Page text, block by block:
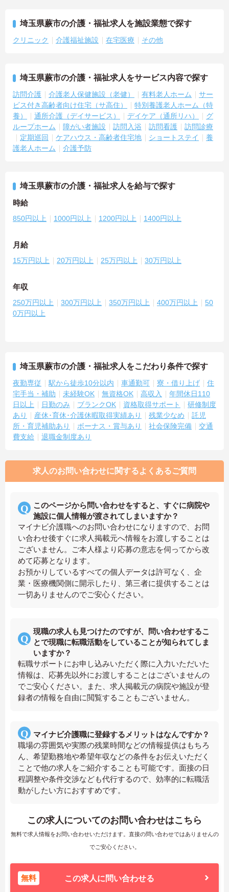
埼玉県蕨市の介護・福祉求人を施設業態で探す
クリニック 介護福祉施設 在宅医療 その他
埼玉県蕨市の介護・福祉求人をサービス内容で探す
訪問介護 介護老人保健施設（老健） 有料老人ホーム
サー
ビス付き高齢者向け住宅（サ高住）
特別養護老人ホーム（特
養）
通所介護（デイサービス） デイケア（通所リハ）
グ
ループホーム
障がい者施設 訪問入浴 訪問看護
訪問診療
定期巡回
ケアハウス・高齢者住宅地 ショートステイ
養
護老人ホーム
介護予防
埼玉県蕨市の介護・福祉求人を給与で探す
時給
850円以上 1000円以上 1200円以上 1400円以上
月給
15万円以上 20万円以上 25万円以上 30万円以上
年収
250万円以上 300万円以上 350万円以上 400万円以上
50
0万円以上
埼玉県蕨市の介護・福祉求人をこだわり条件で探す
夜勤専従 駅から徒歩10分以内 車通勤可 寮・借り上げ
住
宅手当・補助
未経験OK 無資格OK 高収入
年間休日110
日以上
日勤のみ ブランクOK 資格取得サポート
研修制度
あり
産休･育休･介護休暇取得実績あり 残業少なめ
託児
所・育児補助あり
ボーナス・賞与あり 社会保険完備
交通
費支給
退職金制度あり
求人のお問い合わせに関するよくあるご質問
このページから問い合わせをすると、すぐに病院や
施設に個人情報が渡されてしまいますか？
マイナビ介護職へのお問い合わせになりますので、お問
い合わせ後すぐに求人掲載元へ情報をお渡しすることは
ございません。ご本人様より応募の意志を伺ってから改
めて応募となります。
お預かりしているすべての個人データは許可なく、企
業・医療機関側に開示したり、第三者に提供することは
一切ありませんのでご安心ください。
現職の求人も見つけたのですが、問い合わせするこ
とで現職に転職活動をしていることが知られてしま
いますか？
転職サポートにお申し込みいただく際に入力いただいた
情報は、応募先以外にお渡しすることはございませんの
でご安心ください。また、求人掲載元の病院や施設が登
録者の情報を自由に閲覧することもございません。
マイナビ介護職に登録するメリットはなんですか？
職場の雰囲気や実際の残業時間などの情報提供はもちろ
ん、希望勤務地や希望年収などの条件をお伝えいただく
ことで他の求人をご紹介することも可能です。面接の日
程調整や条件交渉なども代行するので、効率的に転職活
動がしたい方におすすめです。
この求人についてのお問い合わせはこちら
無料で求人情報をお問い合わせいただけます。直接の問い合わせではありませんの
でご安心ください。
無料 この求人に問い合わせる